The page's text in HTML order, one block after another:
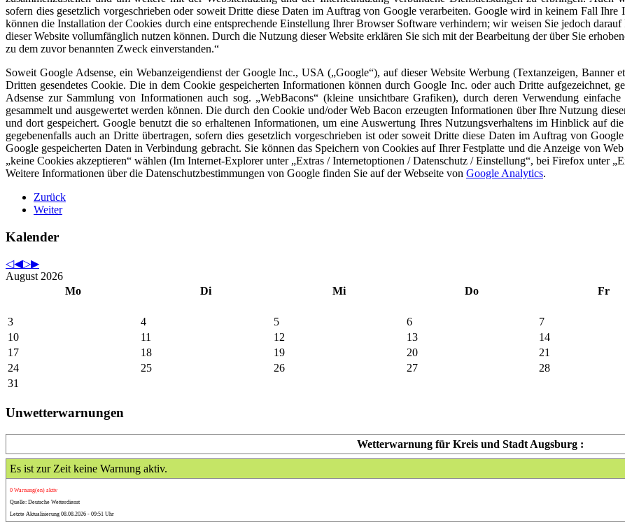
sofern dies gesetzlich vorgeschrieben oder soweit Dritte diese Daten im Auftrag von Google verarbeiten. Google wird in keinem Fall
können die Installation der Cookies durch eine entsprechende Einstellung Ihrer Browser Software verhindern; wir weisen Sie jedoch
dieser Website vollumfänglich nutzen können. Durch die Nutzung dieser Website erklären Sie sich mit der Bearbeitung der über Sie
zu dem zuvor benannten Zweck einverstanden.“
Soweit Google Adsense, ein Webanzeigendienst der Google Inc., USA („Google“), auf dieser Website Werbung (Textanzeigen,
Dritten gesendetes Cookie. Die in dem Cookie gespeicherten Informationen können durch Google Inc. oder auch Dritte aufgezeichnet,
Adsense zur Sammlung von Informationen auch sog. „WebBacons“ (kleine unsichtbare Grafiken), durch deren Verwendung
gesammelt und ausgewertet werden können. Die durch den Cookie und/oder Web Bacon erzeugten Informationen über Ihre Nutzung
und dort gespeichert. Google benutzt die so erhaltenen Informationen, um eine Auswertung Ihres Nutzungsverhaltens im Hinblick auf
gegebenenfalls auch an Dritte übertragen, sofern dies gesetzlich vorgeschrieben ist oder soweit Dritte diese Daten im Auftrag von
Google gespeicherten Daten in Verbindung gebracht. Sie können das Speichern von Cookies auf Ihrer Festplatte und die Anzeige von
„keine Cookies akzeptieren“ wählen (Im Internet-Explorer unter „Extras / Internetoptionen / Datenschutz / Einstellung“, bei Firefox unter
Weitere Informationen über die Datenschutzbestimmungen von Google finden Sie auf der Webseite von Google Analytics.
Zurück
Weiter
Kalender
August 2026
Mo
Di Mi Do Fr
3
4 5 6 7
10
11 12 13 14
17
18 19 20 21
24
25 26 27 28
31
Unwetterwarnungen
Wetterwarnung für Kreis und Stadt Augsburg :
Es ist zur Zeit keine Warnung aktiv.
0 Warnung(en) aktiv
Quelle: Deutsche Wetterdienst
Letzte Aktualisierung 08.08.2026 - 09:51 Uhr